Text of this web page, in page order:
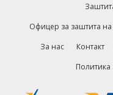
Офицер за заштита
За нас
Контакт
Политика